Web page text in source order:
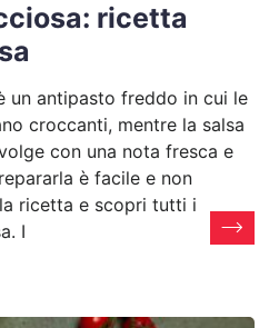
ricetta
un antipasto freddo in cui le
croccanti, mentre la salsa
con una nota fresca e
è facile e non
ricetta e scopri tutti i
I